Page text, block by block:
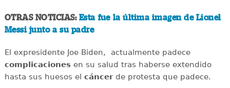
OTRAS NOTICIAS: Esta fue la última imagen de Lionel
Messi junto a su padre
El expresidente Joe Biden, actualmente padece
complicacionesen su salud tras haberse extendido
hasta sus huesos el cáncerde protesta que padece.